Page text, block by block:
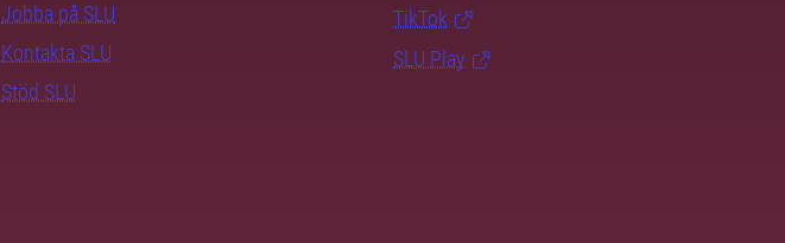
Jobba på SLU
Kontakta SLU
Stöd SLU
TikTok
SLU Play